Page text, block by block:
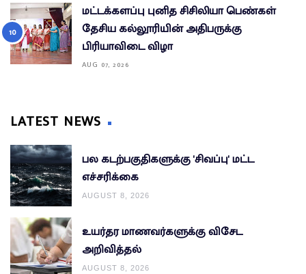
மட்டக்களப்பு புனித சிசிலியா பெண்கள்
தேசிய கல்லூரியின் அதிபருக்கு
பிரியாவிடை விழா
AUG 07, 2026
LATEST NEWS
பல கடற்பகுதிகளுக்கு 'சிவப்பு' மட்ட
எச்சரிக்கை
AUGUST 8, 2026
உயர்தர மாணவர்களுக்கு விசேட
அறிவித்தல்
AUGUST 8, 2026